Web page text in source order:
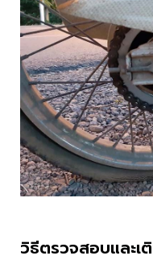
วิธีตรวจสอบและเ